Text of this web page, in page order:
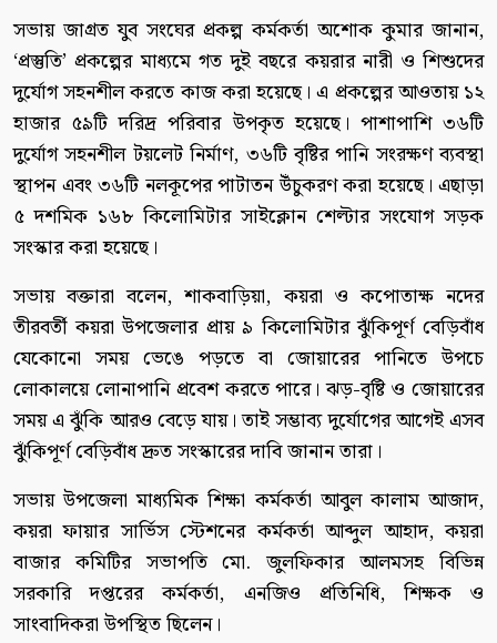
সভায় জাগ্রত যুব সংঘের প্রকল্প কর্মকর্তা অশোক কুমার জানান,
‘প্রস্তুতি’ প্রকল্পের মাধ্যমে গত দুই বছরে কয়রার নারী ও শিশুদের
দুর্যোগ সহনশীল করতে কাজ করা হয়েছে। এ প্রকল্পের আওতায় ১২
হাজার ৫৯টি দরিদ্র পরিবার উপকৃত হয়েছে। পাশাপাশি ৩৬টি
দুর্যোগ সহনশীল টয়লেট নির্মাণ, ৩৬টি বৃষ্টির পানি সংরক্ষণ ব্যবস্থা
স্থাপন এবং ৩৬টি নলকূপের পাটাতন উঁচুকরণ করা হয়েছে। এছাড়া
৫ দশমিক ১৬৮ কিলোমিটার সাইক্লোন শেল্টার সংযোগ সড়ক
সংস্কার করা হয়েছে।
সভায় বক্তারা বলেন, শাকবাড়িয়া, কয়রা ও কপোতাক্ষ নদের
তীরবর্তী কয়রা উপজেলার প্রায় ৯ কিলোমিটার ঝুঁকিপূর্ণ বেড়িবাঁধ
যেকোনো সময় ভেঙে পড়তে বা জোয়ারের পানিতে উপচে
লোকালয়ে লোনাপানি প্রবেশ করতে পারে। ঝড়-বৃষ্টি ও জোয়ারের
সময় এ ঝুঁকি আরও বেড়ে যায়। তাই সম্ভাব্য দুর্যোগের আগেই এসব
ঝুঁকিপূর্ণ বেড়িবাঁধ দ্রুত সংস্কারের দাবি জানান তারা।
সভায় উপজেলা মাধ্যমিক শিক্ষা কর্মকর্তা আবুল কালাম আজাদ,
কয়রা ফায়ার সার্ভিস স্টেশনের কর্মকর্তা আব্দুল আহাদ, কয়রা
বাজার কমিটির সভাপতি মো. জুলফিকার আলমসহ বিভিন্ন
সরকারি দপ্তরের কর্মকর্তা, এনজিও প্রতিনিধি, শিক্ষক ও
সাংবাদিকরা উপস্থিত ছিলেন।